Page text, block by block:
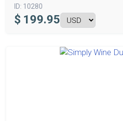
ID: 10280
$ 199.95